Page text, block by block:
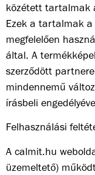
közétett tartalmak
Ezek a tartalmak
megfelelően
által. A
szerződött
mindennemű
írásbeli
Felhasználási
A calmit.hu
üzemeltető)